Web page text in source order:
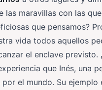
las maravillas con las
que pensamos?
vida todos aquellos
el enclave
que Inés, una
el mundo. Su